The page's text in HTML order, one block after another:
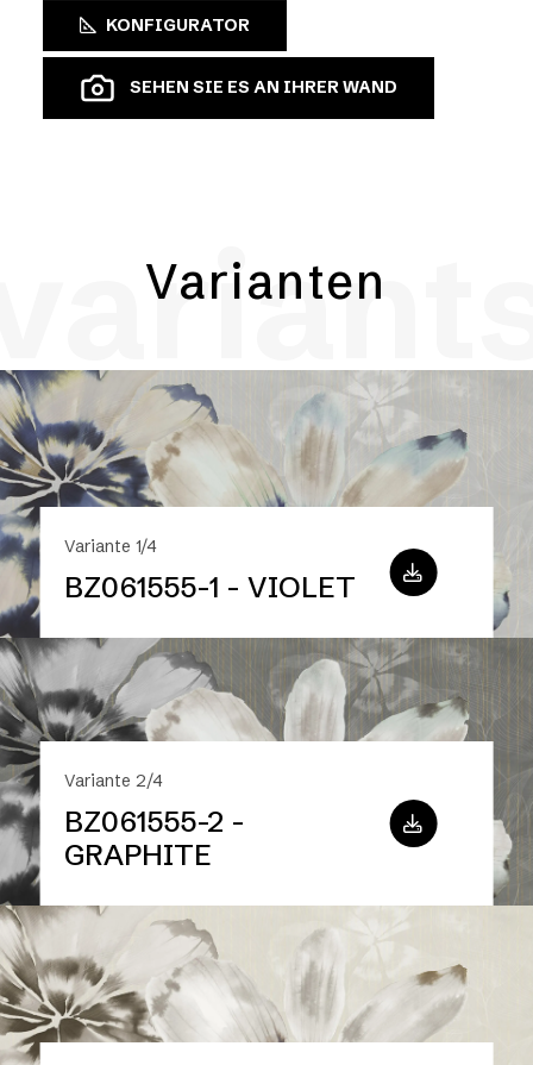
KONFIGURATOR
SEHEN SIE ES AN IHRER WAND
Varianten
Variante 1/4
BZ061555-1 - VIOLET
Variante 2/4
BZ061555-2 -
GRAPHITE